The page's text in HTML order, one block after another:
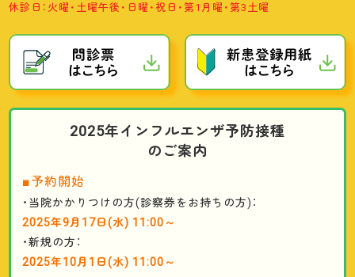
休診日：火曜・土曜午後・日曜・祝日・第1月曜・第3土曜
2025年インフルエンザ予防接種
のご案内
■予約開始
・当院かかりつけの方(診察券をお持ちの方)：
2025年9月17日(水) 11:00～
・新規の方：
2025年10月1日(水) 11:00～